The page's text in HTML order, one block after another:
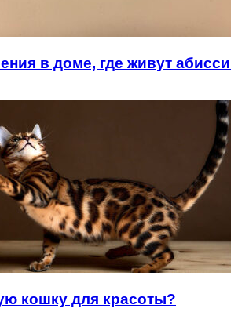
в доме, где живут
кошку для красоты?